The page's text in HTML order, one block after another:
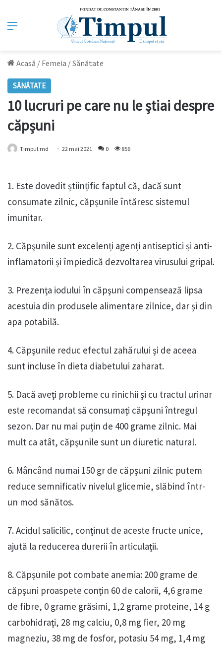
Meniu
Acasă / Femeia /Sănătate
SĂNĂTATE
10 lucruri pe care nu le știai despre
căpșuni
Timpul.md 22 mai 2021 0 856
1. Este dovedit științific faptul că, dacă sunt
consumate zilnic, căpșunile întăresc sistemul
imunitar.
2. Căpşunile sunt excelenți agenți antiseptici și anti-
inflamatorii și împiedică dezvoltarea virusului gripal.
3. Prezenţa iodului în căpşuni compensează lipsa
acestuia din produsele alimentare zilnice, dar și din
apa potabilă.
4. Căpşunile reduc efectul zahărului și de aceea
sunt incluse în dieta diabetului zaharat.
5. Dacă aveţi probleme cu rinichii şi cu tractul urinar
este recomandat să consumați căpşuni întregul
sezon. Dar nu mai puțin de 400 grame zilnic. Mai
mult ca atât, căpşunile sunt un diuretic natural.
6. Mâncând numai 150 gr de căpșuni zilnic putem
reduce semnificativ nivelul glicemie, slăbind într-
un mod sănătos.
7. Acidul salicilic, conținut de aceste fructe unice,
ajută la reducerea durerii în articulaţii.
8. Căpșunile pot combate anemia: 200 grame de
căpşuni proaspete conțin 60 de calorii, 4,6 grame
de fibre, 0 grame grăsimi, 1,2 grame proteine, 14 g
carbohidraţi, 28 mg calciu, 0,8 mg fier, 20 mg
magneziu, 38 mg de fosfor, potasiu 54 mg, 1,4 mg